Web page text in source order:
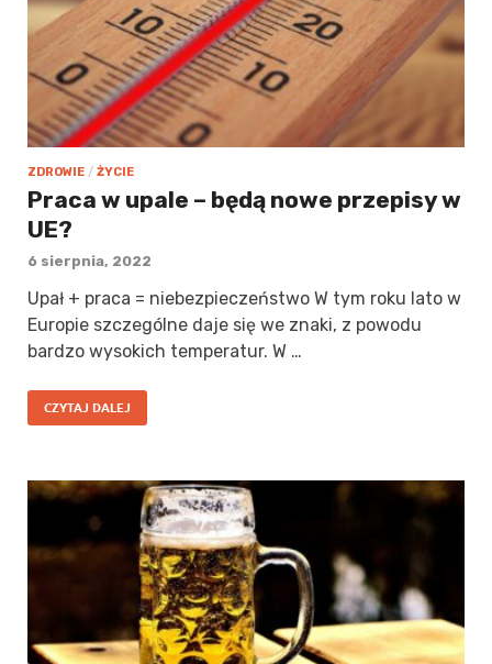
ZDROWIE / ŻYCIE
Praca w upale – będą nowe przepisy w
UE?
6 sierpnia, 2022
Upał + praca = niebezpieczeństwo W tym roku lato w
Europie szczególne daje się we znaki, z powodu
bardzo wysokich temperatur. W …
CZYTAJ DALEJ